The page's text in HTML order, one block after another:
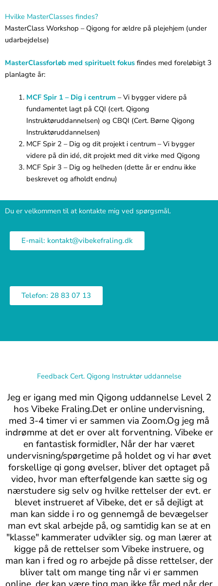
Hvilke MasterClasses findes?
MasterClass Workshop – Qigong for ældre på plejehjem (under
udarbejdelse)
MasterClassforløb med spirituelt fokus findes med foreløbigt 3
planlagte år:
MCF Spir 1 – Dig i centrum – Vi bygger videre på
fundamentet lagt på CQI (cert. Qigong
Instruktøruddannelsen) og CBQI (Cert. Børne Qigong
Instruktøruddannelsen)
MCF Spir 2 – Dig og dit projekt i centrum – Vi bygger
videre på din idé, dit projekt med dit virke med Qigong
MCF Spir 3 – Dig og helheden (dette år er endnu ikke
beskrevet og afholdt endnu)
Du er velkommen til at kontakte mig ved spørgsmål.
E-mail: kontakt@vibekefraling.dk
Telefon: 28 83 07 13
Feedback Cert. Qigong Instruktør uddannelse
Jeg er igang med min Qigong uddannelse Level 2
hos Vibeke Fraling.Det er online undervisning,
med 3-4 timer vi er sammen via Zoom.Og jeg må
indrømme at det er over alt forventning. Vibeke er
en fantastisk formidler, Når der har været
undervisning/spørgetime på holdet og vi har øvet
forskellige qi gong øvelser, bliver det optaget på
video, hvor man efterfølgende kan sætte sig og
nærstudere sig selv og hvilke rettelser der evt. er
blevet instrueret af Vibeke, det er så dejligt at
man kan sidde i ro og gennemgå de bevægelser
man evt skal arbejde på, og samtidig kan se at en
"klasse" kammerater udvikler sig. og man lærer at
kigge på de rettelser som Vibeke instruere, og
man kan i fred og ro arbejde på disse rettelser, der
bliver talt om mange ting når vi er sammen